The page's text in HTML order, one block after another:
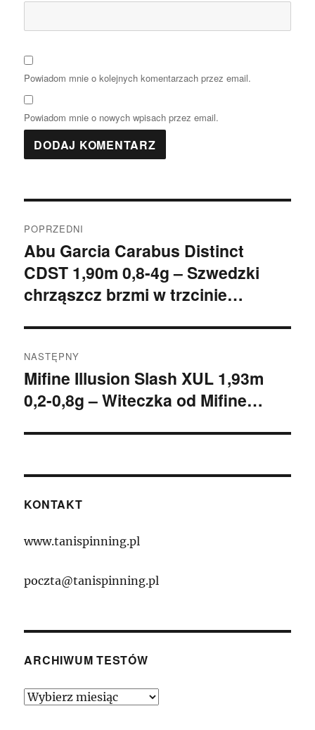
Powiadom mnie o kolejnych komentarzach przez email.
Powiadom mnie o nowych wpisach przez email.
wpisu
POPRZEDNI
Poprzedni
wpis:
Abu Garcia Carabus Distinct
CDST 1,90m 0,8-4g – Szwedzki
chrząszcz brzmi w trzcinie…
NASTĘPNY
Następny
wpis:
Mifine Illusion Slash XUL 1,93m
0,2-0,8g – Witeczka od Mifine…
KONTAKT
www.tanispinning.pl
poczta@tanispinning.pl
ARCHIWUM TESTÓW
Archiwum